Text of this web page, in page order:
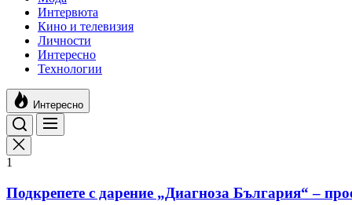
Интервюта
Кино и телевизия
Личности
Интересно
Технологии
Интересно
1
Подкрепете с дарение „Диагноза България“ –